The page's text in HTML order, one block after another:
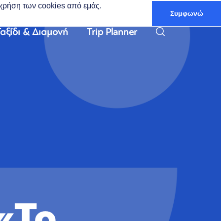
χρήση των cookies από εμάς.
Συμφωνώ
& Διαμονή Trip Planner